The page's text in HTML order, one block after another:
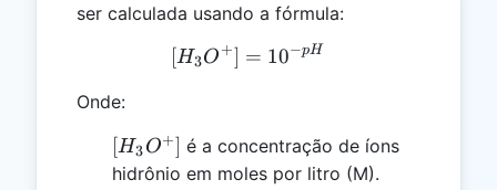
ser calculada usando a fórmula:
[H_3O^+] = 10^{-pH}
[H3O+] = 10−pH
Onde:
[H_3O^+]
[H3O+] é a concentração de íons
hidrônio em moles por litro (M).